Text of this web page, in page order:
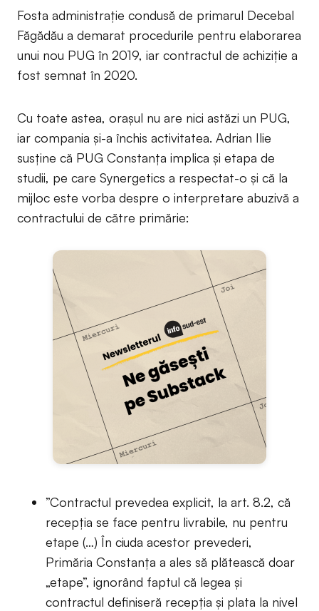
Fosta administrație condusă de primarul Decebal
Făgădău a demarat procedurile pentru elaborarea
unui nou PUG în 2019, iar contractul de achiziție a
fost semnat în 2020.
Cu toate astea, orașul nu are nici astăzi un PUG,
iar compania și-a închis activitatea. Adrian Ilie
susține că PUG Constanța implica și etapa de
studii, pe care Synergetics a respectat-o și că la
mijloc este vorba despre o interpretare abuzivă a
contractului de către primărie:
”Contractul prevedea explicit, la art. 8.2, că
recepția se face pentru livrabile, nu pentru
etape (…) În ciuda acestor prevederi,
Primăria Constanța a ales să plătească doar
„etape”, ignorând faptul că legea și
contractul definiseră recepția și plata la nivel